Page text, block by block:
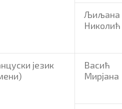
Љиљана
Николић
језик
Васић
Мирјана